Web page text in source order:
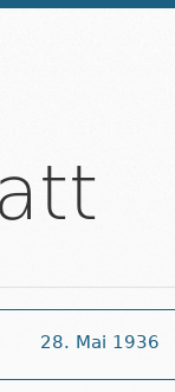
28. Mai 1936